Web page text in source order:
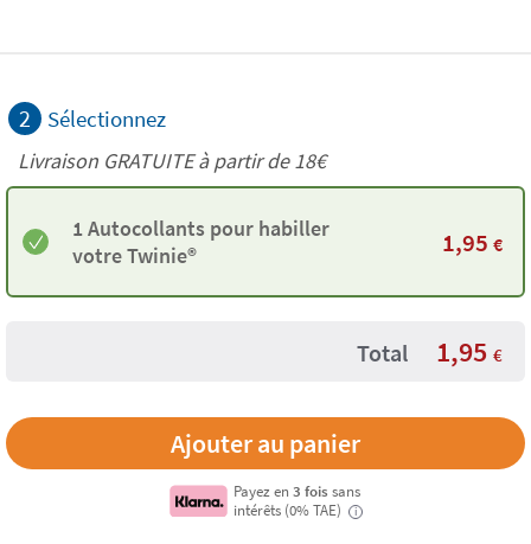
2 Sélectionnez
Livraison GRATUITE à partir de18€
1 Autocollants pour habiller
votre Twinie®️
1,95 €
Total 1,95 €
Payez en 3 fois sans
intérêts (0% TAE)
i